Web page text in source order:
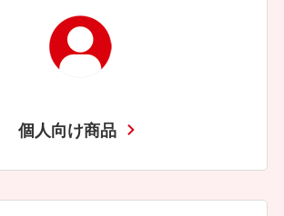
個人向け商品